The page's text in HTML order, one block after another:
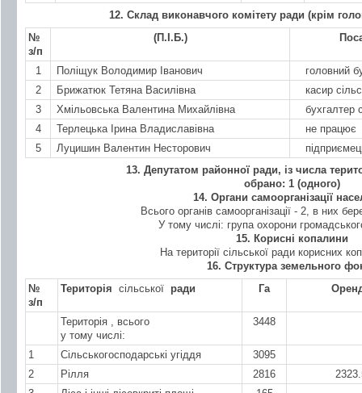
12. Склад виконавчого комітету ради (крім
№
з/п
(П.І.Б.)
1 Поліщук Володимир Іванович
головний
2
Брижатюк Тетяна Василівна
касир
3
Хмільовська Валентина Михайлівна
бухгалтер
4
Терлецька Ірина Владиславівна
не працює
5
Луцишин Валентин Несторович
13. Депутатом районної ради, із числа
обрано: 1 (одного)
14. Органи самоорганізації
Всього органів самоорганізації - 2, в них
У тому числі: група охорони
15. Корисні копалини
На території сільської ради корисних
16. Структура земельного
№
з/п
Територія сільської ради Га
Територія , всього
у тому числі:
3448
1 Сільськогосподарські угіддя
3095
2
Рілля 2816